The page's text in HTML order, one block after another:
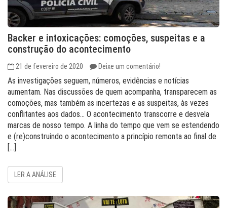
Backer e intoxicações: comoções, suspeitas e a
construção do acontecimento
21 de fevereiro de 2020 Deixe um comentário!
As investigações seguem, números, evidências e notícias
aumentam. Nas discussões de quem acompanha, transparecem as
comoções, mas também as incertezas e as suspeitas, às vezes
conflitantes aos dados… O acontecimento transcorre e desvela
marcas de nosso tempo. A linha do tempo que vem se estendendo
e (re)construindo o acontecimento a princípio remonta ao final de
[…]
LER A ANÁLISE